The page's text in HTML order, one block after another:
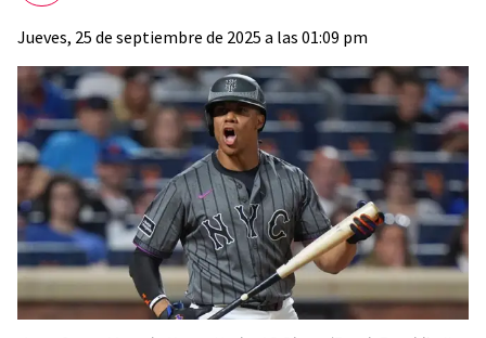
Jueves, 25 de septiembre de 2025 a las 01:09 pm